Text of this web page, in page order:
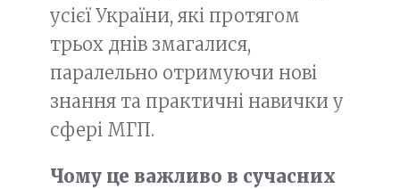
усієї України, які протягом
трьох днів змагалися,
паралельно отримуючи нові
знання та практичні навички у
сфері МГП.
Чому це важливо в сучасних